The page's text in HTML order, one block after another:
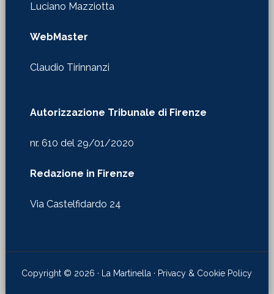
Luciano Mazziotta
WebMaster
Claudio Tirinnanzi
Autorizzazione Tribunale di Firenze
nr. 610 del 29/01/2020
Redazione in Firenze
Via Castelfidardo 24
Copyright © 2026 · La Martinella · Privacy & Cookie Policy